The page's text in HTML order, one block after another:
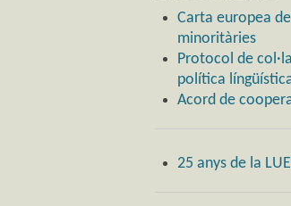
Carta europea
minoritàries
Protocol de
política
Acord de
25 anys de la